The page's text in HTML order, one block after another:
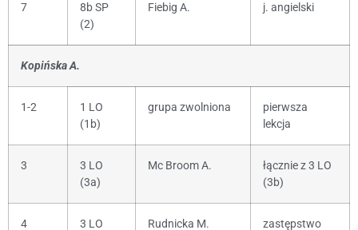
7
8b SP
(2)
Fiebig A. j. angielski
Kopińska A.
1-2
1 LO
(1b)
grupa zwolniona
pierwsza
lekcja
3
3 LO
(3a)
Mc Broom A.
łącznie z 3 LO
(3b)
4
3 LO
Rudnicka M. zastępstwo